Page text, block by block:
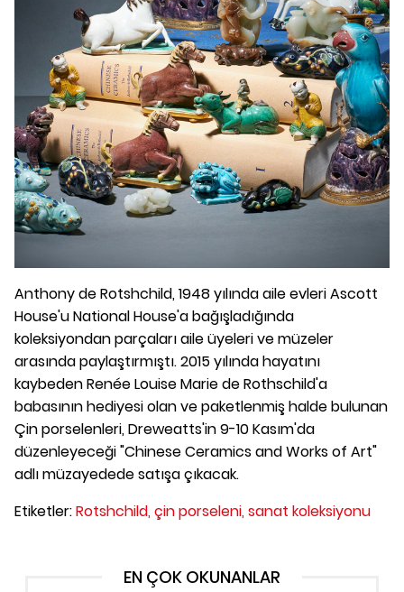
Anthony de Rotshchild, 1948 yılında aile evleri Ascott
House'u National House'a bağışladığında
koleksiyondan parçaları aile üyeleri ve müzeler
arasında paylaştırmıştı. 2015 yılında hayatını
kaybeden Renée Louise Marie de Rothschild'a
babasının hediyesi olan ve paketlenmiş halde bulunan
Çin porselenleri, Dreweatts'in 9-10 Kasım'da
düzenleyeceği "Chinese Ceramics and Works of Art"
adlı müzayedede satışa çıkacak.
Etiketler:Rotshchild,çin porseleni,sanat koleksiyonu
EN ÇOK OKUNANLAR